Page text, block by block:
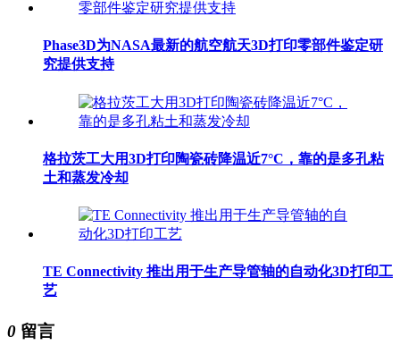
Phase3D为NASA最新的航空航天3D打印零部件鉴定研
究提供支持
格拉茨工大用3D打印陶瓷砖降温近7°C，靠的是多孔粘
土和蒸发冷却
TE Connectivity 推出用于生产导管轴的自动化3D打印工
艺
0 留言